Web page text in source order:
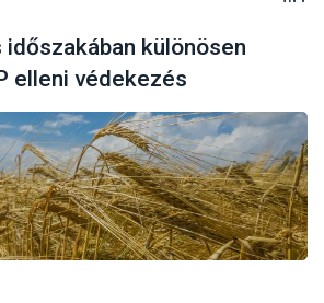
különösen
elleni védekezés